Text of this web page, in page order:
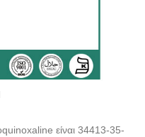
είναι 34413-35-